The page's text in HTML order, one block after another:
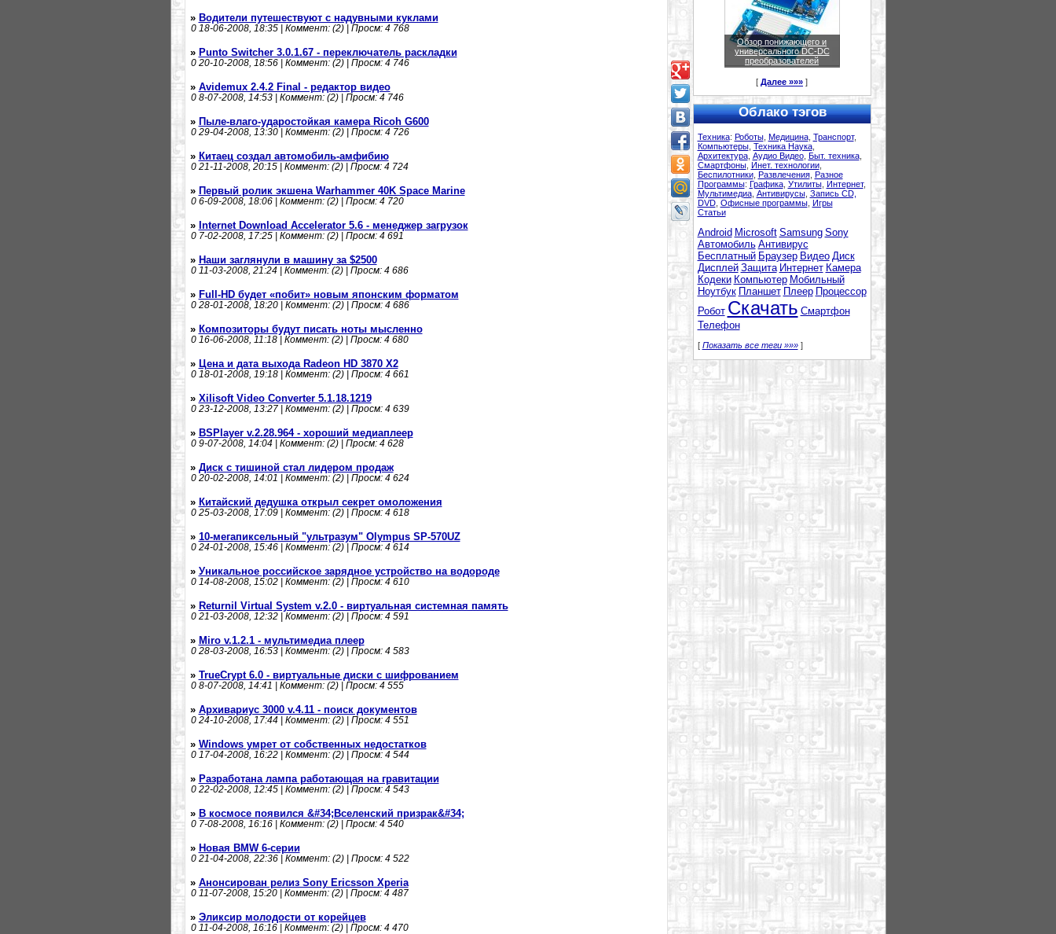
» Водители путешествуют с надувными куклами
018-06-2008, 18:35 | Коммент: (2) | Просм: 4 768
» Punto Switcher 3.0.1.67 - переключатель раскладки
020-10-2008, 18:56 | Коммент: (2) | Просм: 4 746
» Avidemux 2.4.2 Final - редактор видео
08-07-2008, 14:53 | Коммент: (2) | Просм: 4 746
» Пыле-влаго-ударостойкая камера Ricoh G600
029-04-2008, 13:30 | Коммент: (2) | Просм: 4 726
» Китаец создал автомобиль-амфибию
021-11-2008, 20:15 | Коммент: (2) | Просм: 4 724
» Первый ролик экшена Warhammer 40K Space Marine
06-09-2008, 18:06 | Коммент: (2) | Просм: 4 720
» Internet Download Accelerator 5.6 - менеджер загрузок
07-02-2008, 17:25 | Коммент: (2) | Просм: 4 691
» Наши заглянули в машину за $2500
011-03-2008, 21:24 | Коммент: (2) | Просм: 4 686
» Full-HD будет «побит» новым японским форматом
028-01-2008, 18:20 | Коммент: (2) | Просм: 4 686
» Композиторы будут писать ноты мысленно
016-06-2008, 11:18 | Коммент: (2) | Просм: 4 680
» Цена и дата выхода Radeon HD 3870 X2
018-01-2008, 19:18 | Коммент: (2) | Просм: 4 661
» Xilisoft Video Converter 5.1.18.1219
023-12-2008, 13:27 | Коммент: (2) | Просм: 4 639
» BSPlayer v.2.28.964 - хороший медиаплеер
09-07-2008, 14:04 | Коммент: (2) | Просм: 4 628
» Диск с тишиной стал лидером продаж
020-02-2008, 14:01 | Коммент: (2) | Просм: 4 624
» Китайский дедушка открыл секрет омоложения
025-03-2008, 17:09 | Коммент: (2) | Просм: 4 618
» 10-мегапиксельный "ультразум" Olympus SP-570UZ
024-01-2008, 15:46 | Коммент: (2) | Просм: 4 614
» Уникальное российское зарядное устройство на водороде
014-08-2008, 15:02 | Коммент: (2) | Просм: 4 610
» Returnil Virtual System v.2.0 - виртуальная системная память
021-03-2008, 12:32 | Коммент: (2) | Просм: 4 591
» Miro v.1.2.1 - мультимедиа плеер
028-03-2008, 16:53 | Коммент: (2) | Просм: 4 583
» TrueCrypt 6.0 - виртуальные диски с шифрованием
08-07-2008, 14:41 | Коммент: (2) | Просм: 4 555
» Архивариус 3000 v.4.11 - поиск документов
024-10-2008, 17:44 | Коммент: (2) | Просм: 4 551
» Windows умрет от собственных недостатков
017-04-2008, 16:22 | Коммент: (2) | Просм: 4 544
» Разработана лампа работающая на гравитации
022-02-2008, 12:45 | Коммент: (2) | Просм: 4 543
» В космосе появился &#34;Вселенский призрак&#34;
07-08-2008, 16:16 | Коммент: (2) | Просм: 4 540
» Новая BMW 6-серии
021-04-2008, 22:36 | Коммент: (2) | Просм: 4 522
» Анонсирован релиз Sony Ericsson Xperia
011-07-2008, 15:20 | Коммент: (2) | Просм: 4 487
» Эликсир молодости от корейцев
011-04-2008, 16:16 | Коммент: (2) | Просм: 4 470
Обзор понижающего и
универсального DC-DC
преобразователей
[ Далее »»» ]
Облако тэгов
Техника: Роботы, Медицина, Транспорт,
Компьютеры, Техника Наука,
Архитектура, Аудио Видео, Быт. техника,
Смартфоны, Инет. технологии,
Беспилотники, Развлечения, Разное
Программы: Графика, Утилиты, Интернет,
Мультимедиа, Антивирусы, Запись CD,
DVD, Офисные программы, Игры
Статьи
Android Microsoft Samsung Sony
Автомобиль Антивирус
Бесплатный Браузер Видео Диск
Дисплей Защита Интернет Камера
Кодеки Компьютер Мобильный
Ноутбук Планшет Плеер Процессор
Робот Скачать Смартфон
Телефон
[ Показать все теги »»»]